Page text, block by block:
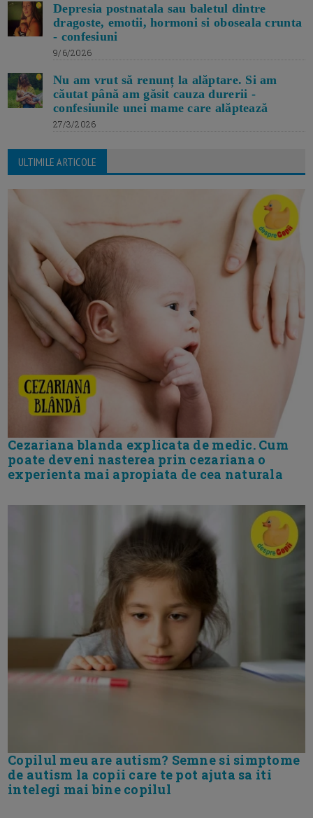
Depresia postnatala sau baletul dintre
dragoste, emotii, hormoni si oboseala crunta
- confesiuni
9/6/2026
Nu am vrut să renunț la alăptare. Si am
căutat până am găsit cauza durerii -
confesiunile unei mame care alăptează
27/3/2026
ULTIMILE ARTICOLE
Cezariana blanda explicata de medic. Cum
poate deveni nasterea prin cezariana o
experienta mai apropiata de cea naturala
Copilul meu are autism? Semne si simptome
de autism la copii care te pot ajuta sa iti
intelegi mai bine copilul